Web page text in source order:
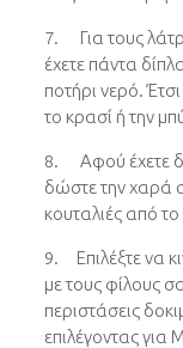
7. Για τους
έχετε πάντα
ποτήρι νερό.
το κρασί ή την
8. Αφού έχετε
δώστε την χαρά
κουταλιές από
9. Επιλέξτε να
με τους φίλους
περιστάσεις
επιλέγοντας